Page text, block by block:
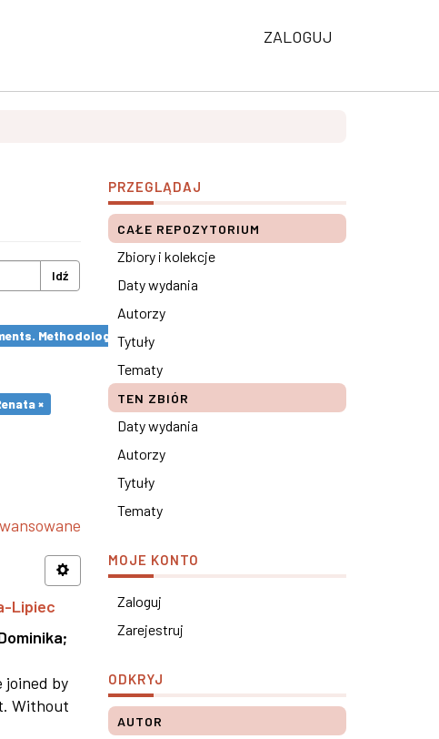
ZALOGUJ
Idź
Methodological remarks ×
×
Lipiec
;
joined by
Without
PRZEGLĄDAJ
CAŁE REPOZYTORIUM
Zbiory i kolekcje
Daty wydania
Autorzy
Tytuły
Tematy
TEN ZBIÓR
Daty wydania
Autorzy
Tytuły
Tematy
MOJE KONTO
Zaloguj
Zarejestruj
ODKRYJ
AUTOR